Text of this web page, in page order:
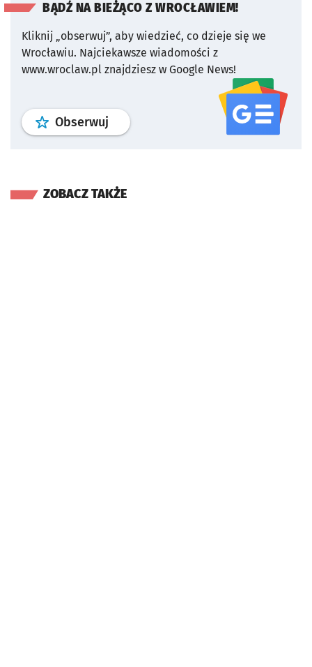
BĄDŹ NA BIEŻĄCO Z WROCŁAWIEM!
Kliknij „obserwuj”, aby wiedzieć, co dzieje się we
Wrocławiu. Najciekawsze wiadomości z
www.wroclaw.pl znajdziesz w Google News!
Obserwuj profil serwisu
ZOBACZ TAKŻE